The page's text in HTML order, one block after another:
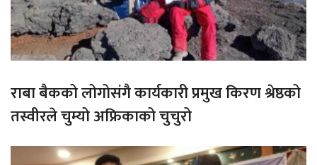
राबा बैकको लोगोसंगै कार्यकारी प्रमुख किरण श्रेष्ठको
तस्वीरले चुम्यो अफ्रिकाको चुचुरो